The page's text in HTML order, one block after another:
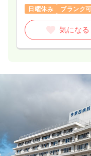
日曜休み
ブランク可
気になる